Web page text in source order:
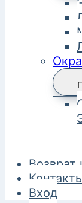
Возврат
Вход